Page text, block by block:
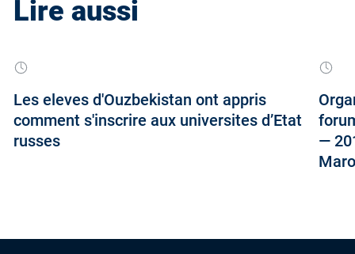
Lire aussi
Les eleves d'Ouzbekistan ont appris
comment s'inscrire aux universites d’Etat
russes
—